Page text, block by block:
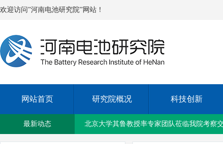
欢迎访问”河南电池研究院”网站！
网站首页 研究院概况 科技创新
最新动态
新乡国资集团与新乡铁塔公司签订战略合作
北京大学其鲁教授率专家团队莅临我院考察